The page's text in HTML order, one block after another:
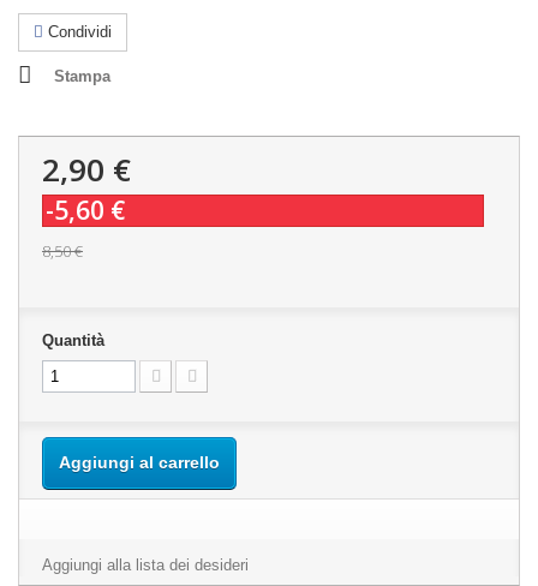
Condividi
Stampa
2,90 €
-5,60 €
8,50 €
Quantità
Aggiungi al carrello
Aggiungi alla lista dei desideri